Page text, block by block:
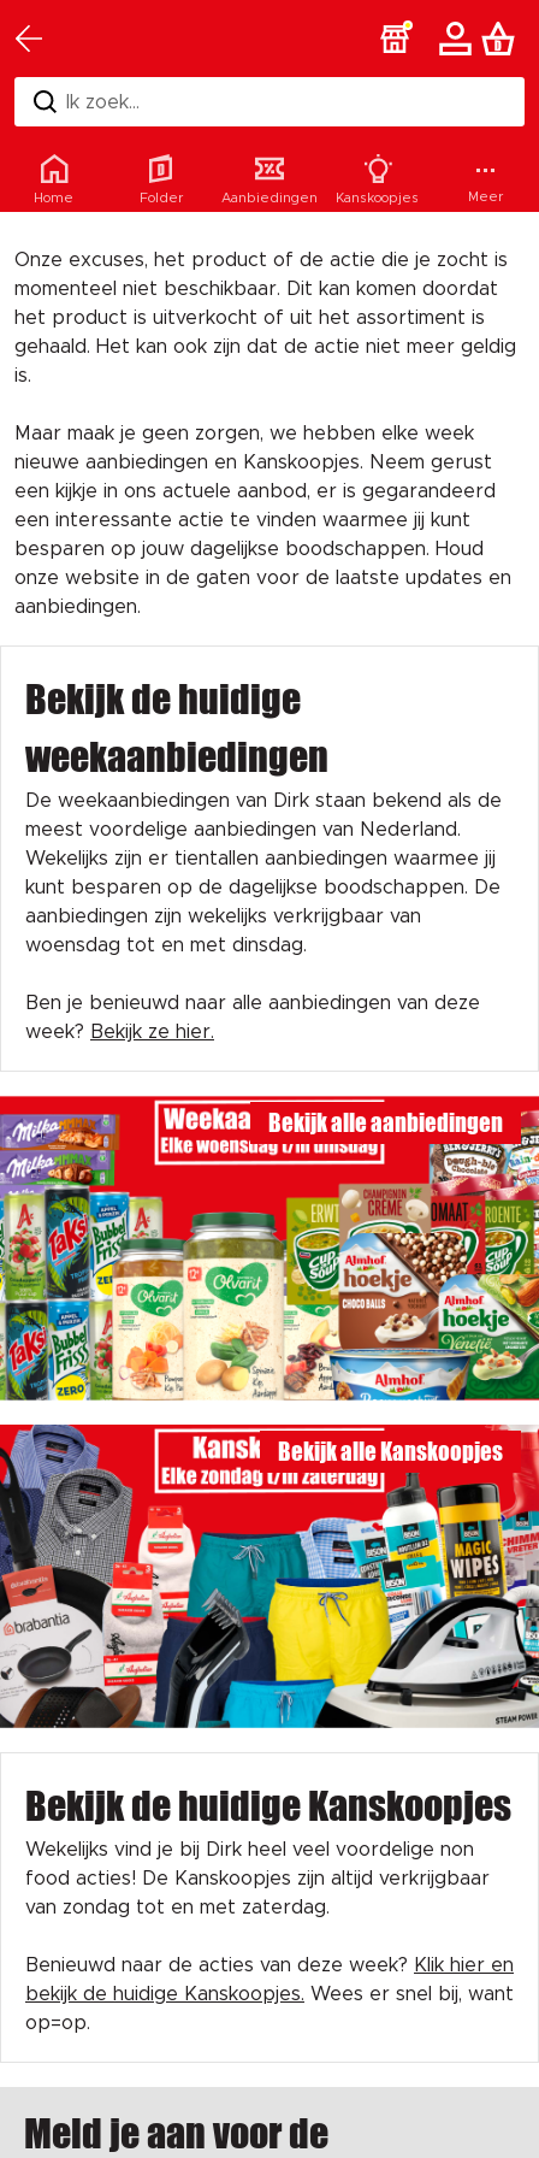
Ik zoek...
Helaas
Onze excuses, het product of de actie die je zocht is
momenteel niet beschikbaar. Dit kan komen doordat
het product is uitverkocht of uit het assortiment is
gehaald. Het kan ook zijn dat de actie niet meer geldig
is.
Maar maak je geen zorgen, we hebben elke week
nieuwe aanbiedingen en Kanskoopjes. Neem gerust
een kijkje in ons actuele aanbod, er is gegarandeerd
een interessante actie te vinden waarmee jij kunt
besparen op jouw dagelijkse boodschappen. Houd
onze website in de gaten voor de laatste updates en
aanbiedingen.
Bekijk de huidige
weekaanbiedingen
De weekaanbiedingen van Dirk staan bekend als de
meest voordelige aanbiedingen van Nederland.
Wekelijks zijn er tientallen aanbiedingen waarmee jij
kunt besparen op de dagelijkse boodschappen. De
aanbiedingen zijn wekelijks verkrijgbaar van
woensdag tot en met dinsdag.
Ben je benieuwd naar alle aanbiedingen van deze
week? Bekijk ze hier.
Bekijk alle aanbiedingen
Bekijk alle Kanskoopjes
Bekijk de huidige Kanskoopjes
Wekelijks vind je bij Dirk heel veel voordelige non
food acties! De Kanskoopjes zijn altijd verkrijgbaar
van zondag tot en met zaterdag.
Benieuwd naar de acties van deze week? Klik hier en
bekijk de huidige Kanskoopjes. Wees er snel bij, want
op=op.
Meld je aan voor de
Home Folder Aanbiedingen Kanskoopjes Meer